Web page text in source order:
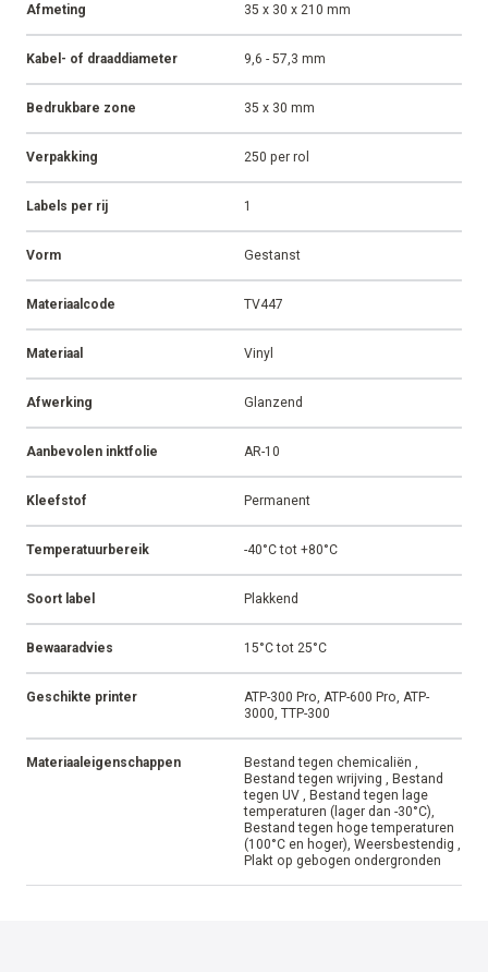
Afmeting 35 x 30 x 210 mm
Kabel- of draaddiameter 9,6 - 57,3 mm
Bedrukbare zone 35 x 30 mm
Verpakking 250 per rol
Labels per rij 1
Vorm Gestanst
Materiaalcode TV447
Materiaal Vinyl
Afwerking Glanzend
Aanbevolen inktfolie AR-10
Kleefstof Permanent
Temperatuurbereik -40°C tot +80°C
Soort label Plakkend
Bewaaradvies 15°C tot 25°C
Geschikte printer
ATP-300 Pro, ATP-600 Pro, ATP-
3000, TTP-300
Materiaaleigenschappen
Bestand tegen chemicaliën ,
Bestand tegen wrijving , Bestand
tegen UV , Bestand tegen lage
temperaturen (lager dan -30°C),
Bestand tegen hoge temperaturen
(100°C en hoger), Weersbestendig ,
Plakt op gebogen ondergronden